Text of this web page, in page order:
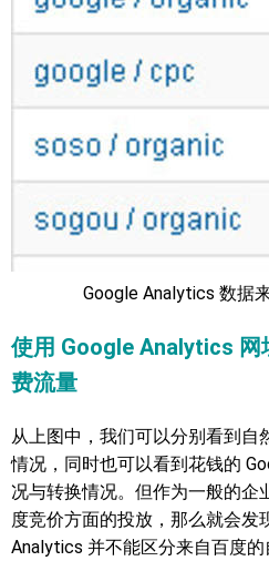
Google Analytics 数据
使用 Google Analytics 网
费流量
从上图中，我们可以分别看到自
情况，同时也可以看到花钱的
况与转换情况。但作为一般的企
度竞价方面的投放，那么就会发
Analytics 并不能区分来自百度